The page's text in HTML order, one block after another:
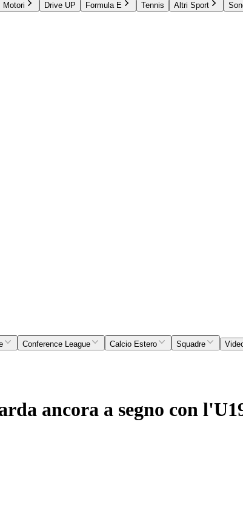
Motori Drive UP Formula E Tennis Altri Sport
Conference League Calcio Estero Squadre
ancora a segno con